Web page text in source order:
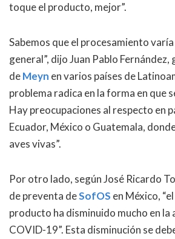
toque el producto, mejor”.
Sabemos que el procesamiento varía
general”, dijo Juan Pablo
deMeyn en varios países de
problema radica en la forma en que
Hay preocupaciones al respecto en
Ecuador, México o Guatemala,
aves vivas”.
Por otro lado, según José Ricardo
de preventa deSofOS en México,
producto ha disminuido mucho en la
COVID-19”. Esta disminución se